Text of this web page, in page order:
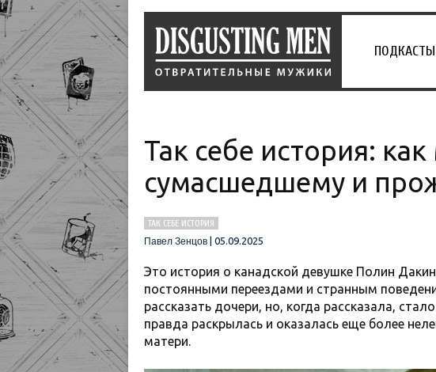
ПОДКАСТЫ
Так себе история:
сумасшедшему и
ТАК СЕБЕ ИСТОРИЯ
Павел Зенцов
05.09.2025
Это история о канадской девушке Полин
постоянными переездами и странным
рассказать дочери, но, когда рассказала,
правда раскрылась и оказалась еще более
матери.